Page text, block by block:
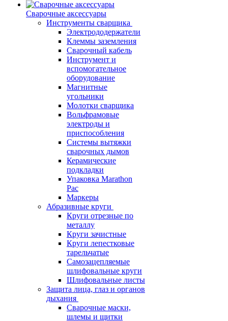
Сварочные аксессуары
Инструменты сварщика
Электрододержатели
Клеммы заземления
Сварочный кабель
Инструмент и
вспомогательное
оборудование
Магнитные
угольники
Молотки сварщика
Вольфрамовые
электроды и
приспособления
Системы вытяжки
сварочных дымов
Керамические
подкладки
Упаковка Marathon
Pac
Маркеры
Абразивные круги
Круги отрезные по
металлу
Круги зачистные
Круги лепестковые
тарельчатые
Самозацепляемые
шлифовальные круги
Шлифовальные листы
Защита лица, глаз и органов
дыхания
Сварочные маски,
шлемы и щитки